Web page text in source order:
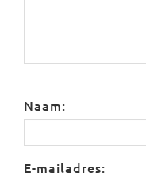
Naam:
E-mailadres: